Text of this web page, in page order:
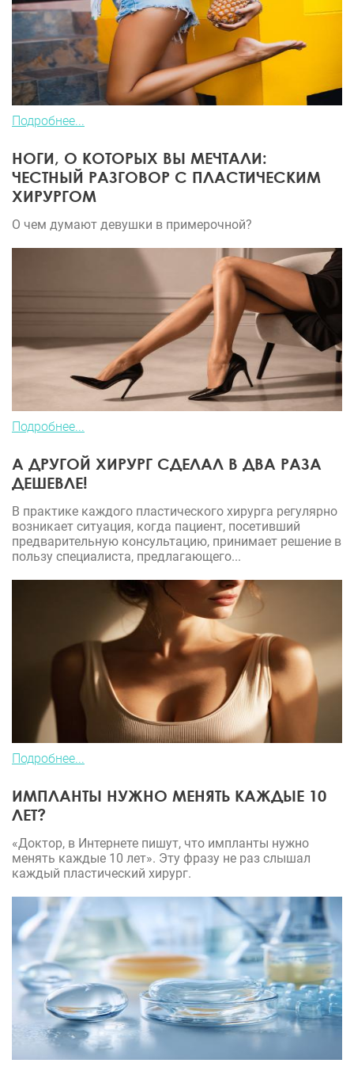
Подробнее...
НОГИ, О КОТОРЫХ ВЫ МЕЧТАЛИ:
ЧЕСТНЫЙ РАЗГОВОР С ПЛАСТИЧЕСКИМ
ХИРУРГОМ
О чем думают девушки в примерочной?
Подробнее...
А ДРУГОЙ ХИРУРГ СДЕЛАЛ В ДВА РАЗА
ДЕШЕВЛЕ!
В практике каждого пластического хирурга регулярно
возникает ситуация, когда пациент, посетивший
предварительную консультацию, принимает решение в
пользу специалиста, предлагающего...
Подробнее...
ИМПЛАНТЫ НУЖНО МЕНЯТЬ КАЖДЫЕ 10
ЛЕТ?
«Доктор, в Интернете пишут, что импланты нужно
менять каждые 10 лет». Эту фразу не раз слышал
каждый пластический хирург.